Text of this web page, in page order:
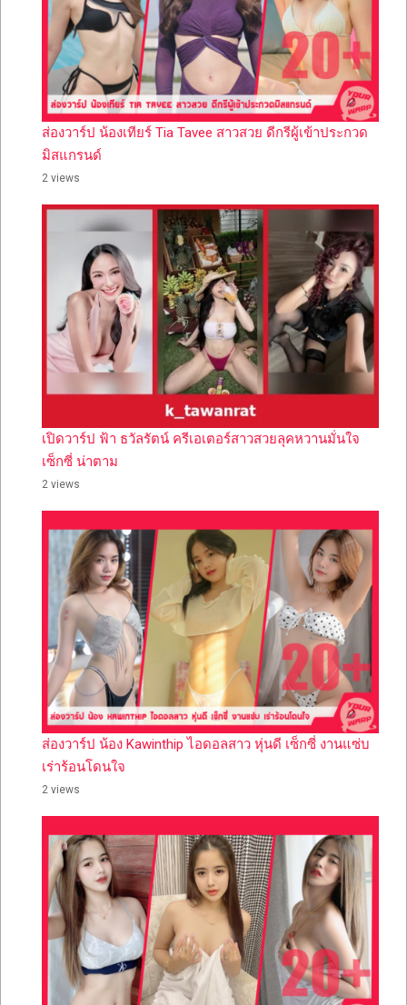
ส่องวาร์ป น้องเทียร์ Tia Tavee สาวสวย ดีกรีผู้เข้าประกวด
มิสแกรนด์
2 views
เปิดวาร์ป ฟ้า ธวัลรัตน์ ครีเอเตอร์สาวสวยลุคหวานมั่นใจ
เซ็กซี่ น่าตาม
2 views
ส่องวาร์ป น้อง Kawinthip ไอดอลสาว หุ่นดี เซ็กซี่ งานแซ่บ
เร่าร้อนโดนใจ
2 views